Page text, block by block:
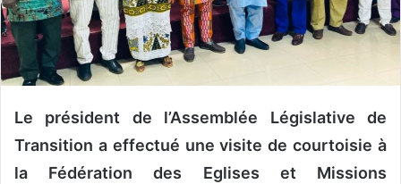
r
i
e
l
Le président de l’Assemblée Législative de
Transition a effectué une visite de courtoisie à
la Fédération des Eglises et Missions